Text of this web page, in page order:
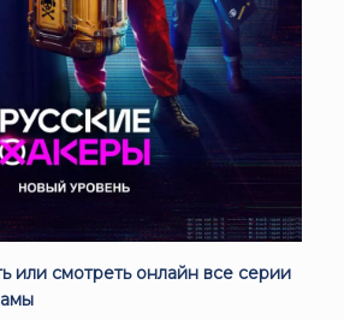
или смотреть онлайн все серии